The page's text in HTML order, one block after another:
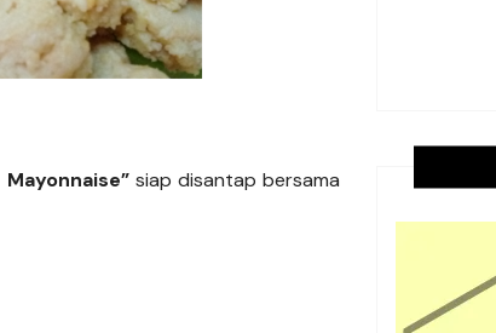
Mayonnaise”siap disantap bersama